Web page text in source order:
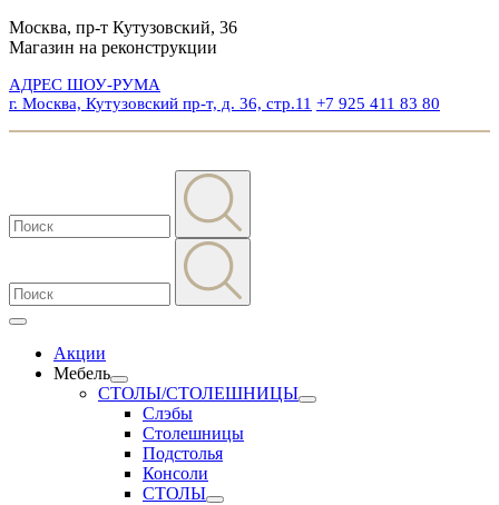
Москва, пр-т Кутузовский, 36
Магазин на реконструкции
АДРЕС ШОУ-РУМА
г. Москва, Кутузовский пр-т, д. 36, стр.11 +7 925 411 83 80
Акции
Мебель
СТОЛЫ/СТОЛЕШНИЦЫ
Слэбы
Столешницы
Подстолья
Консоли
СТОЛЫ